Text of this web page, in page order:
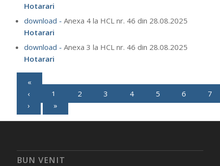
Hotarari
download - Anexa 4 la HCL nr. 46 din 28.08.2025
Hotarari
download - Anexa 3 la HCL nr. 46 din 28.08.2025
Hotarari
«
‹
1 2 3 4 5 6
7
›
»
BUN VENIT